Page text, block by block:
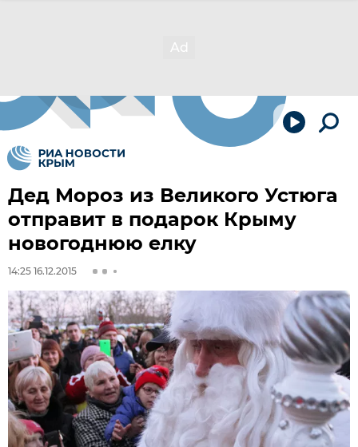
Дед Мороз из Великого Устюга
отправит в подарок Крыму
новогоднюю елку
14:25 16.12.2015